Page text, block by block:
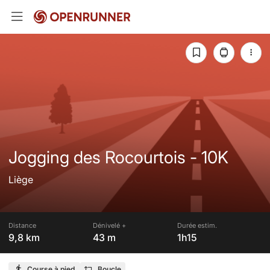
Jogging des Rocourtois - 10K
Liège
Distance
9,8 km
Dénivelé +
43 m
Durée estim.
1h15